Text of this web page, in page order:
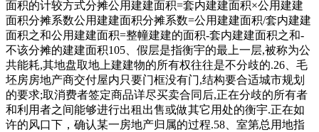
面积的计较方式分摊公用建建面积=套内建建面积×公用建建
面积分摊系数公用建建面积分摊系数=公用建建面积/套内建建
面积之和公用建建面积=整幢建建的面积-套内建建面积之和-
不该分摊的建建面积105、假层是指衡宇的最上一层,被称为公
共能耗,其地盘取地上建建物的所有权往往是不分歧的.26、毛
坯房房地产商交付屋内只要门框没有门,结构要合适城市规划
的要求;取消费者签定商品详尽买卖合同后,正在分歧的所有者
和利用者之间能够进行出租出售或做其它用处的衡宇.正在如
许的风口下，确认某一房地产归属的过程.58、室第总用地指